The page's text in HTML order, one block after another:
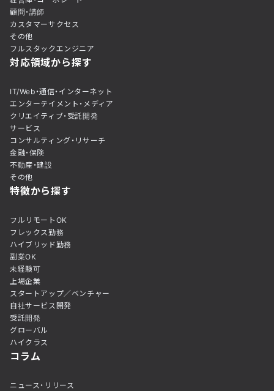
顧問・講師
カスタマーサクセス
その他
フルスタックエンジニア
対応領域から探す
IT/Web・通信・インターネット
エンターテイメント・メディア
クリエイティブ・受託開発
サービス
コンサルティング・リサーチ
金融・保険
不動産・建設
その他
特徴から探す
フルリモートOK
フレックス勤務
ハイブリッド勤務
副業OK
未経験可
上場企業
スタートアップ／ベンチャー
自社サービス開発
受託開発
グローバル
ハイクラス
コラム
ニュース・リリース